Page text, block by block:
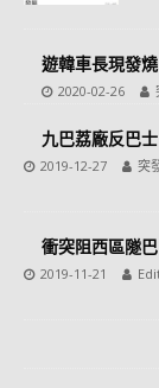
遊韓車長現發
2020-02-26
九巴荔廠反巴
2019-12-27 突
衝突阻西區隧
2019-11-21